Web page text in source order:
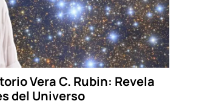
Vera C. Rubin: Revela
del Universo